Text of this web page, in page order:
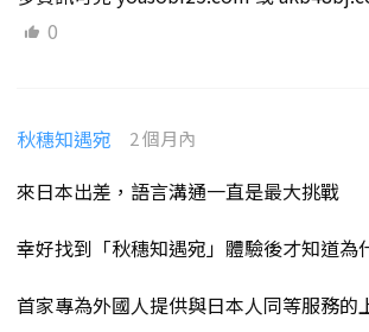
0
秋穗知遇宛 2 個月內
來日本出差，語言溝通一直是最大挑戰
幸好找到「秋穗知遇宛」體驗後才知道為
首家專為外國人提供與日本人同等服務的